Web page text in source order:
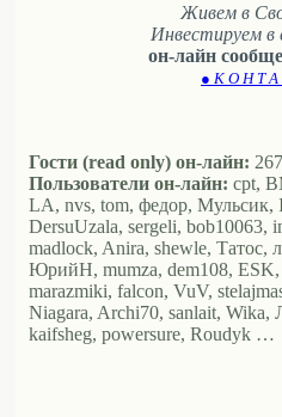
Живем в
Инвестируем в
он-лайн
● К О Н Т
Гости (read only) он-лайн: 267
Пользователи он-лайн: cpt,
LA, nvs, tom, федор, Мульсик,
DersuUzala, sergeli,
madlock, Anira, shewle, Татос,
ЮрийН, mumza, dem108, ESK,
marazmiki, falcon, VuV,
Niagara, Archi70, sanlait, Wika,
kaifsheg, powersure, Roudyk …